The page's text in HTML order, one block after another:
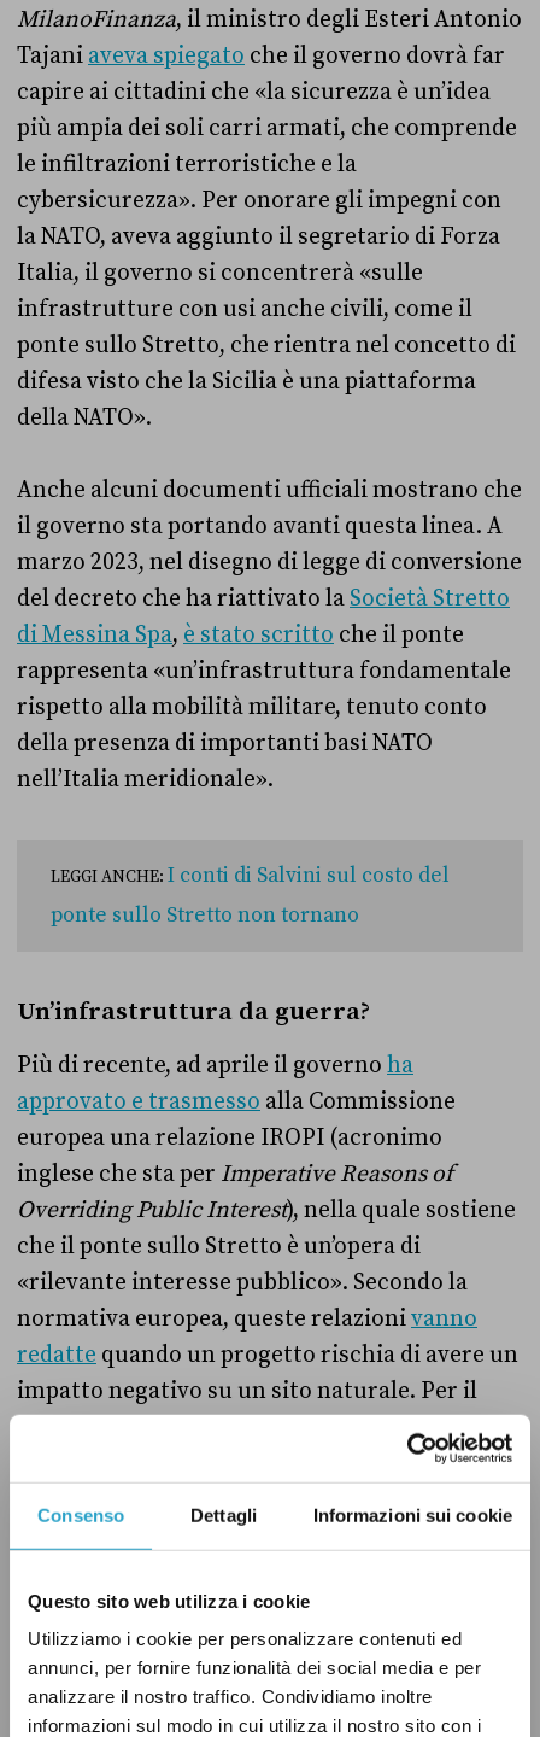
Consenso Dettagli Informazioni sui cookie
Questo sito web utilizza i cookie
Utilizziamo i cookie per personalizzare contenuti ed
annunci, per fornire funzionalità dei social media e per
analizzare il nostro traffico. Condividiamo inoltre
informazioni sul modo in cui utilizza il nostro sito con i
MilanoFinanza, il ministro degli Esteri Antonio
Tajani aveva spiegato che il governo dovrà far
capire ai cittadini che «la sicurezza è un’idea
più ampia dei soli carri armati, che comprende
le infiltrazioni terroristiche e la
cybersicurezza». Per onorare gli impegni con
la NATO, aveva aggiunto il segretario di Forza
Italia, il governo si concentrerà «sulle
infrastrutture con usi anche civili, come il
ponte sullo Stretto, che rientra nel concetto di
difesa visto che la Sicilia è una piattaforma
della NATO».
Anche alcuni documenti ufficiali mostrano che
il governo sta portando avanti questa linea. A
marzo 2023, nel disegno di legge di conversione
del decreto che ha riattivato la Società Stretto
di Messina Spa, è stato scritto che il ponte
rappresenta «un’infrastruttura fondamentale
rispetto alla mobilità militare, tenuto conto
della presenza di importanti basi NATO
nell’Italia meridionale».
LEGGI ANCHE: I conti di Salvini sul costo del
ponte sullo Stretto non tornano
Un’infrastruttura da guerra?
Più di recente, ad aprile il governo ha
approvato e trasmesso alla Commissione
europea una relazione IROPI (acronimo
inglese che sta per Imperative Reasons of
Overriding Public Interest), nella quale sostiene
che il ponte sullo Stretto è un’opera di
«rilevante interesse pubblico». Secondo la
normativa europea, queste relazionivanno
redatte quando un progetto rischia di avere un
impatto negativo su un sito naturale. Per il
governo italiano, l’infrastruttura è necessaria
per ridurre l’isolamento della Sicilia e
ponte a campata unica è ritenuto l’unica
impatti sull’ambiente saranno compensati. Tra
le motivazioni citate per definire l’opera di
«rilevante interesse pubblico»figurano(a
pagina 20 della relazione) anche quelle